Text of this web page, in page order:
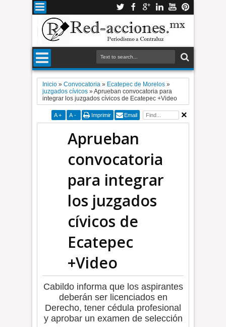
Inicio »Convocatoria » Ecatepec de Morelos »
juzgados cívicos »Aprueban convocatoria para
integrar los juzgados cívicos de Ecatepec +Video
A + A - Imprimir Email
Aprueban
convocatoria
para integrar
los juzgados
cívicos de
Ecatepec
+Video
Cabildo informa que los aspirantes
deberán ser licenciados en
Derecho, tener cédula profesional
y aprobar un examen de selección